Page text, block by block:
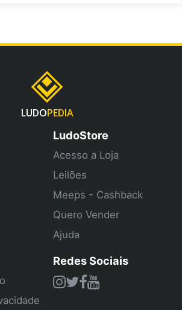
LUDOPEDIA
LudoStore
Acesso a Loja
Leilões
Meeps - Cashback
Quero Vender
Ajuda
Redes Sociais